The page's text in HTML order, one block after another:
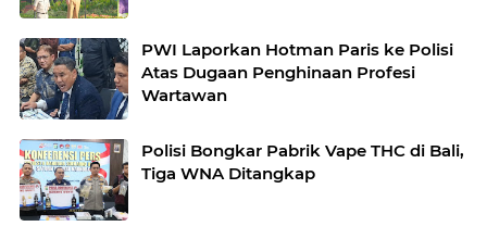
PWI Laporkan Hotman Paris ke Polisi
Atas Dugaan Penghinaan Profesi
Wartawan
Polisi Bongkar Pabrik Vape THC di Bali,
Tiga WNA Ditangkap